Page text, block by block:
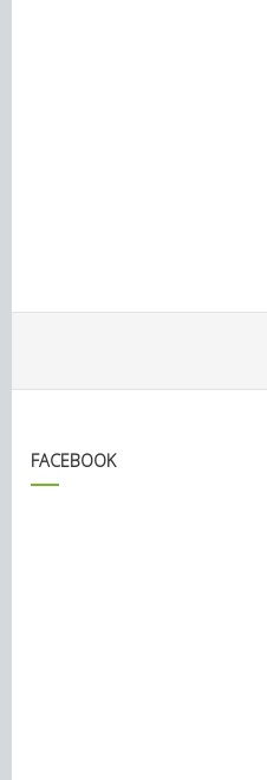
FACEBOOK